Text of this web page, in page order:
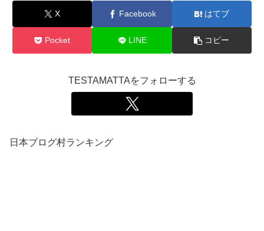
X Facebook はてブ
Pocket LINE コピー
TESTAMATTAをフォローする
日本ブログ村ランキング